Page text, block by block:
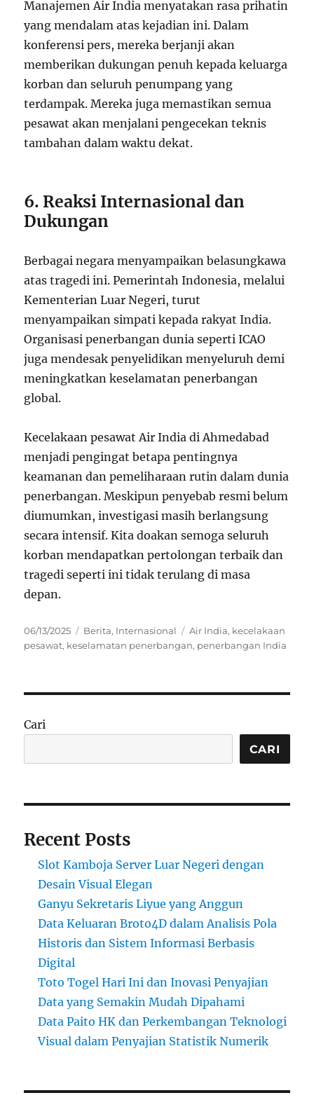
Manajemen Air India menyatakan rasa prihatin
yang mendalam atas kejadian ini. Dalam
konferensi pers, mereka berjanji akan
memberikan dukungan penuh kepada keluarga
korban dan seluruh penumpang yang
terdampak. Mereka juga memastikan semua
pesawat akan menjalani pengecekan teknis
tambahan dalam waktu dekat.
6. Reaksi Internasional dan
Dukungan
Berbagai negara menyampaikan belasungkawa
atas tragedi ini. Pemerintah Indonesia, melalui
Kementerian Luar Negeri, turut
menyampaikan simpati kepada rakyat India.
Organisasi penerbangan dunia seperti ICAO
juga mendesak penyelidikan menyeluruh demi
meningkatkan keselamatan penerbangan
global.
Kecelakaan pesawat Air India di Ahmedabad
menjadi pengingat betapa pentingnya
keamanan dan pemeliharaan rutin dalam dunia
penerbangan. Meskipun penyebab resmi belum
diumumkan, investigasi masih berlangsung
secara intensif. Kita doakan semoga seluruh
korban mendapatkan pertolongan terbaik dan
tragedi seperti ini tidak terulang di masa
depan.
Posted
on
06/13/2025 Categories
Berita, Internasional Tags
Air India, kecelakaan
pesawat, keselamatan penerbangan, penerbangan India
Cari
CARI
Recent Posts
Slot Kamboja Server Luar Negeri dengan
Desain Visual Elegan
Ganyu Sekretaris Liyue yang Anggun
Data Keluaran Broto4D dalam Analisis Pola
Historis dan Sistem Informasi Berbasis
Digital
Toto Togel Hari Ini dan Inovasi Penyajian
Data yang Semakin Mudah Dipahami
Data Paito HK dan Perkembangan Teknologi
Visual dalam Penyajian Statistik Numerik